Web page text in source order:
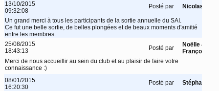
13/10/2015
09:32:08
Posté par Nicolas
Un grand merci à tous les participants de la sortie annuelle du SAI.
Ce fut une belle sortie, de belles plongées et de beaux moments d'amitié
entre les membres.
25/08/2015
18:43:13
Posté par
Noëlle &
François
Merci de nous accueillir au sein du club et au plaisir de faire votre
connaissance :)
08/01/2015
16:20:30
Posté par Stéphane